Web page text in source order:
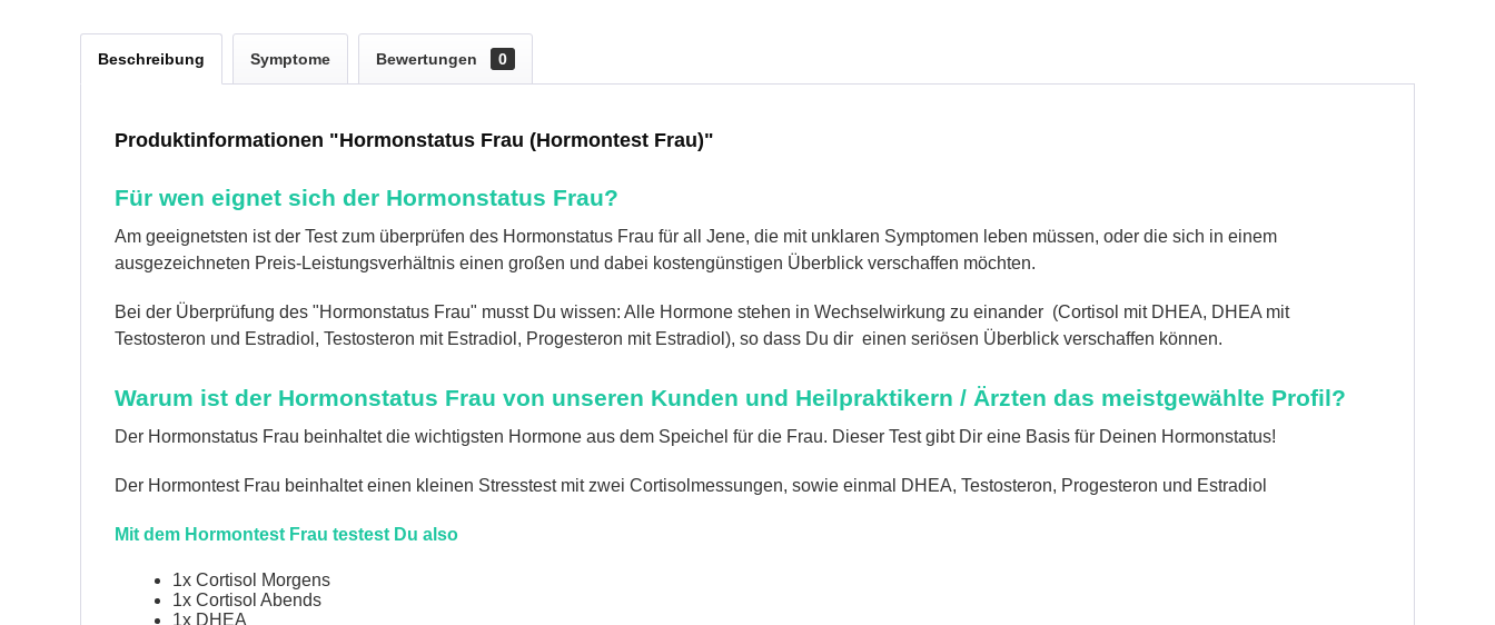
Beschreibung Symptome Bewertungen 0
Produktinformationen "Hormonstatus Frau (Hormontest Frau)"
Für wen eignet sich der Hormonstatus Frau?
Am geeignetsten ist der Test zum überprüfen des Hormonstatus Frau für all Jene, die mit unklaren Symptomen leben müssen, oder die sich in einem
ausgezeichneten Preis-Leistungsverhältnis einen großen und dabei kostengünstigen Überblick verschaffen möchten.
Bei der Überprüfung des "Hormonstatus Frau" musst Du wissen: Alle Hormone stehen in Wechselwirkung zu einander (Cortisol mit DHEA, DHEA mit
Testosteron und Estradiol, Testosteron mit Estradiol, Progesteron mit Estradiol), so dass Du dir einen seriösen Überblick verschaffen können.
Warum ist der Hormonstatus Frau von unseren Kunden und Heilpraktikern / Ärzten das meistgewählte Profil?
Der Hormonstatus Frau beinhaltet die wichtigsten Hormone aus dem Speichel für die Frau. Dieser Test gibt Dir eine Basis für Deinen Hormonstatus!
Der Hormontest Frau beinhaltet einen kleinen Stresstest mit zwei Cortisolmessungen, sowie einmal DHEA, Testosteron, Progesteron und Estradiol
Mit dem Hormontest Frau testest Du also
1x Cortisol Morgens
1x Cortisol Abends
1x DHEA